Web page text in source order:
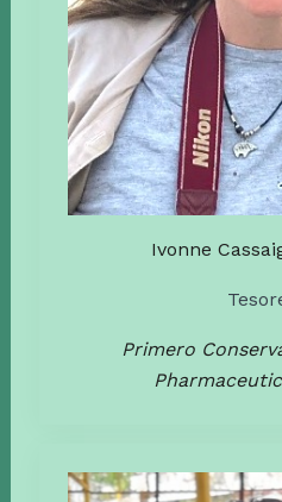
Ivonne
Primero